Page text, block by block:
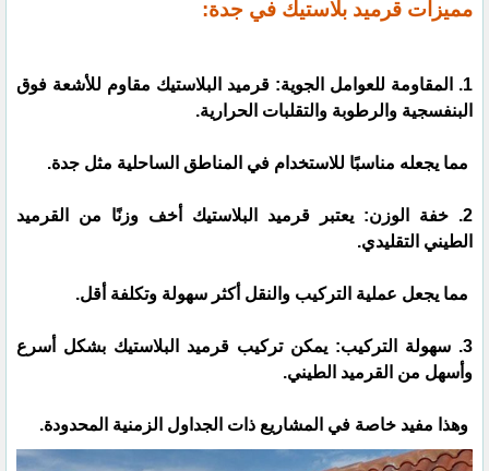
مميزات قرميد بلاستيك في جدة:
1. المقاومة للعوامل الجوية: قرميد البلاستيك مقاوم للأشعة فوق
البنفسجية والرطوبة والتقلبات الحرارية.
مما يجعله مناسبًا للاستخدام في المناطق الساحلية مثل جدة.
2. خفة الوزن: يعتبر قرميد البلاستيك أخف وزنًا من القرميد
الطيني التقليدي.
مما يجعل عملية التركيب والنقل أكثر سهولة وتكلفة أقل.
3. سهولة التركيب: يمكن تركيب قرميد البلاستيك بشكل أسرع
وأسهل من القرميد الطيني.
وهذا مفيد خاصة في المشاريع ذات الجداول الزمنية المحدودة.